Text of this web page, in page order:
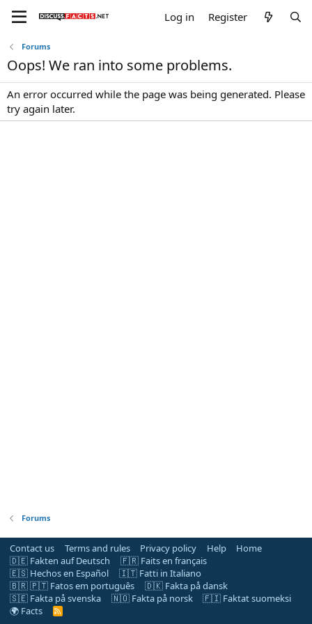
Log in Register
Forums
Oops! We ran into some problems.
An error occurred while the page was being generated. Please
try again later.
Forums
Contact us Terms and rules Privacy policy Help
Home
🇩🇪 Fakten auf Deutsch
🇫🇷 Faits en français
🇪🇸 Hechos en Español
🇮🇹 Fatti in Italiano
🇧🇷 🇵🇹 Fatos em português
🇩🇰 Fakta på dansk
🇸🇪 Fakta på svenska
🇳🇴 Fakta på norsk
🇫🇮 Faktat suomeksi
🌍 Facts
R